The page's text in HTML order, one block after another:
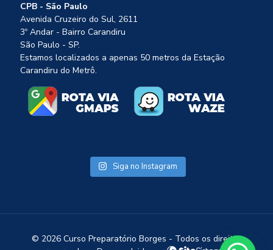
CPB - São Paulo
Avenida Cruzeiro do Sul, 2611
3º Andar - Bairro Carandiru
São Paulo - SP.
Estamos localizados a apenas 50 metros da Estação
Carandiru do Metrô.
Siga no Instagram
© 2026 Curso Preparatório Borges - Todos os direitos